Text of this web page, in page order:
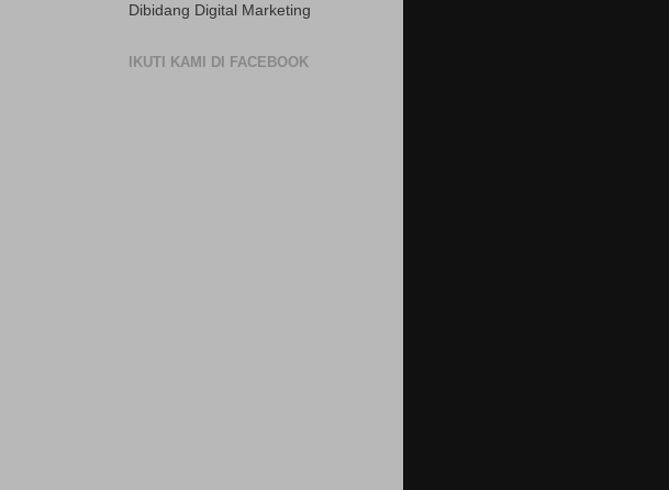
Dibidang Digital Marketing
IKUTI KAMI DI FACEBOOK